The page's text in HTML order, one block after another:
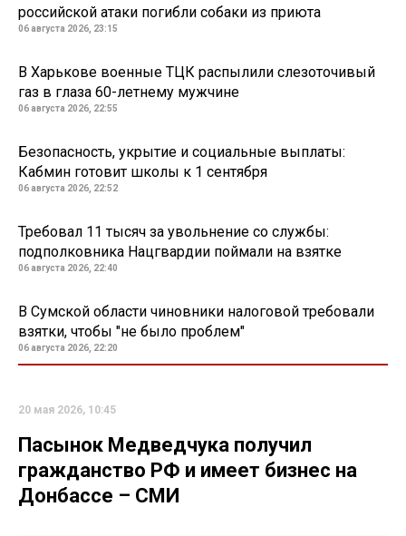
российской атаки погибли собаки из приюта
06 августа 2026, 23:15
В Харькове военные ТЦК распылили слезоточивый
газ в глаза 60-летнему мужчине
06 августа 2026, 22:55
Безопасность, укрытие и социальные выплаты:
Кабмин готовит школы к 1 сентября
06 августа 2026, 22:52
Требовал 11 тысяч за увольнение со службы:
подполковника Нацгвардии поймали на взятке
06 августа 2026, 22:40
В Сумской области чиновники налоговой требовали
взятки, чтобы "не было проблем"
06 августа 2026, 22:20
20 мая 2026, 10:45
Пасынок Медведчука получил
гражданство РФ и имеет бизнес на
Донбассе – СМИ